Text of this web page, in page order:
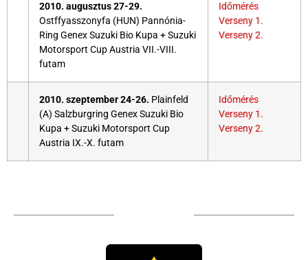
2010. augusztus 27-29.
Ostffyasszonyfa (HUN) Pannónia-
Ring Genex Suzuki Bio Kupa + Suzuki
Motorsport Cup Austria VII.-VIII.
futam
Időmérés
Verseny 1.
Verseny 2.
2010. szeptember 24-26. Plainfeld
(A) Salzburgring Genex Suzuki Bio
Kupa + Suzuki Motorsport Cup
Austria IX.-X. futam
Időmérés
Verseny 1.
Verseny 2.